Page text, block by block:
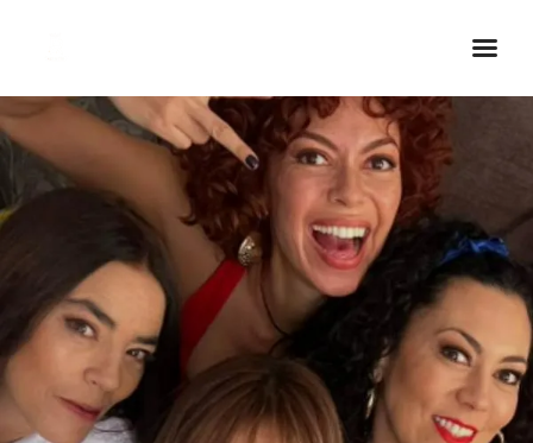
Inicio Real FM
Streaming
En Vivo
Descarga La APP
Programas
Noticias
Equipo
Sobre Nosotros